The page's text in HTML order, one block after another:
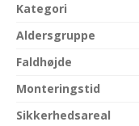
Kategori
Aldersgruppe
Faldhøjde
Monteringstid
Sikkerhedsareal